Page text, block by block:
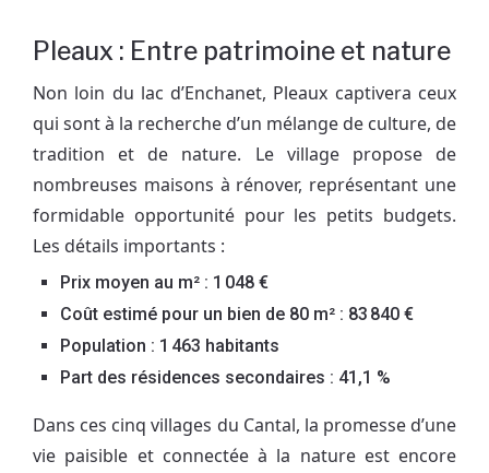
Pleaux : Entre patrimoine et nature
Non loin du lac d’Enchanet, Pleaux captivera ceux
qui sont à la recherche d’un mélange de culture, de
tradition et de nature. Le village propose de
nombreuses maisons à rénover, représentant une
formidable opportunité pour les petits budgets.
Les détails importants :
Prix moyen au m² : 1 048 €
Coût estimé pour un bien de 80 m² : 83 840 €
Population : 1 463 habitants
Part des résidences secondaires : 41,1 %
Dans ces cinq villages du Cantal, la promesse d’une
vie paisible et connectée à la nature est encore